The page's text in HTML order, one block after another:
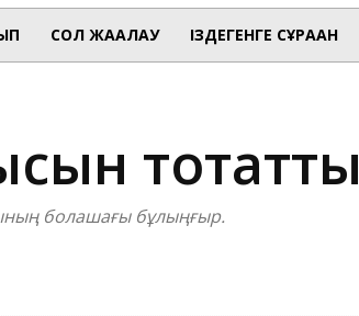
СОЛ ЖАҒАЛАУ ІЗДЕГЕНГЕ СҰРАҒАН
тоқтатты
болашағы бұлыңғыр.